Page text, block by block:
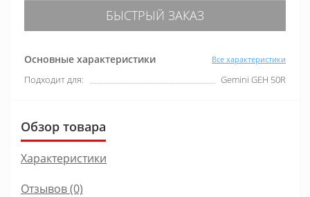
Основные характеристики Все характеристики
Подходит для: Gemini GEH 50R
БЫСТРЫЙ ЗАКАЗ
Обзор товара
Характеристики
Отзывов (0)